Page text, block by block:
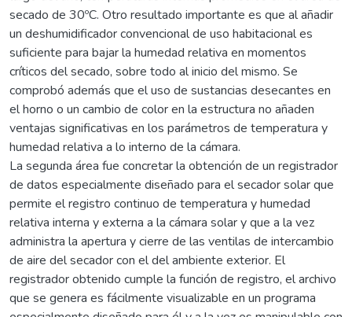
secado de 30ºC. Otro resultado importante es que al añadir
un deshumidificador convencional de uso habitacional es
suficiente para bajar la humedad relativa en momentos
críticos del secado, sobre todo al inicio del mismo. Se
comprobó además que el uso de sustancias desecantes en
el horno o un cambio de color en la estructura no añaden
ventajas significativas en los parámetros de temperatura y
humedad relativa a lo interno de la cámara.
La segunda área fue concretar la obtención de un registrador
de datos especialmente diseñado para el secador solar que
permite el registro continuo de temperatura y humedad
relativa interna y externa a la cámara solar y que a la vez
administra la apertura y cierre de las ventilas de intercambio
de aire del secador con el del ambiente exterior. El
registrador obtenido cumple la función de registro, el archivo
que se genera es fácilmente visualizable en un programa